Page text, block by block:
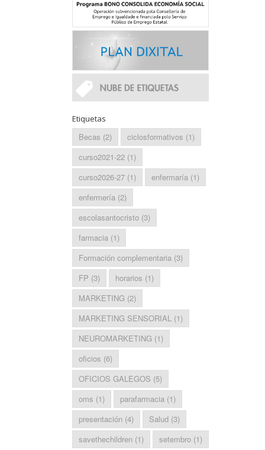
Etiquetas
Becas (2) ciclosformativos (1)
curso2021-22 (1)
curso2026-27 (1) enfermaría (1)
enfermería (2)
escolasantocristo (3)
farmacia (1)
Formación complementaria (3)
FP (3) horarios (1)
MARKETING (2)
MARKETING SENSORIAL (1)
NEUROMARKETING (1)
oficios (6)
OFICIOS GALEGOS (5)
oms (1) parafarmacia (1)
presentación (4) Salud (3)
savethechildren (1) setembro (1)